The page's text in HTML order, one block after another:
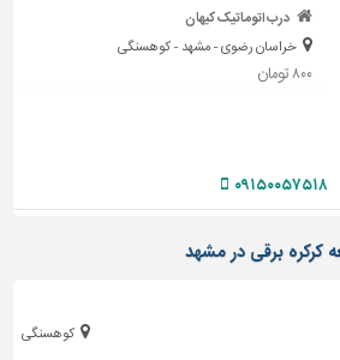
درب اتوماتیک کیهان
خراسان رضوی - مشهد - کوهسنگی
۸۰۰ تومان
۰۹۱۵۰۰۵۷۵۱۸
کرکره برقی در مشهد
کوهسنگی